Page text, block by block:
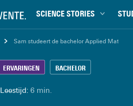
SCIENCE STORIES
Chiptechnologie
Gedrag & samenleving
Gezondheid
Sam studeert de bachelor Applied
Leestijd: 6 min.
ERVARINGEN BACHELOR